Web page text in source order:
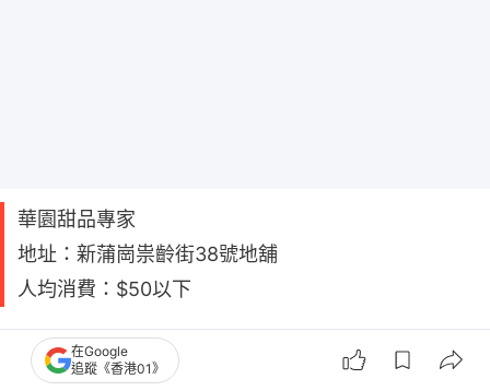
華園甜品專家
地址：新蒲崗祟齡街38號地舖
人均消費：$50以下
中式糖水舖【7】綠林甜品——主打各款口
在Google
追蹤《香港01》